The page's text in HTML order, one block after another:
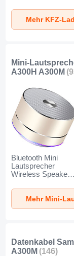
Charge Universal
K10 für Samsung
Galaxy DS A300G
Mini-
A300H A300M
Bluetooth Mini
Lautsprecher
Wireless Speaker
Samsung Galaxy
DS A300G A300H
A300M Gold
Datenkabel
A300M (146)